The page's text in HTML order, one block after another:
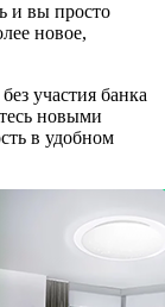
и вы просто
новое,
участия банка
новыми
в удобном